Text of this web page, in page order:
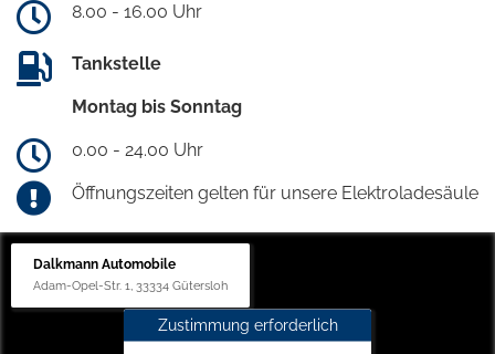
8.00 - 16.00 Uhr
Tankstelle
Montag bis Sonntag
0.00 - 24.00 Uhr
Öffnungszeiten gelten für unsere Elektroladesäule
Dalkmann Automobile
Adam-Opel-Str. 1, 33334 Gütersloh
Zustimmung erforderlich